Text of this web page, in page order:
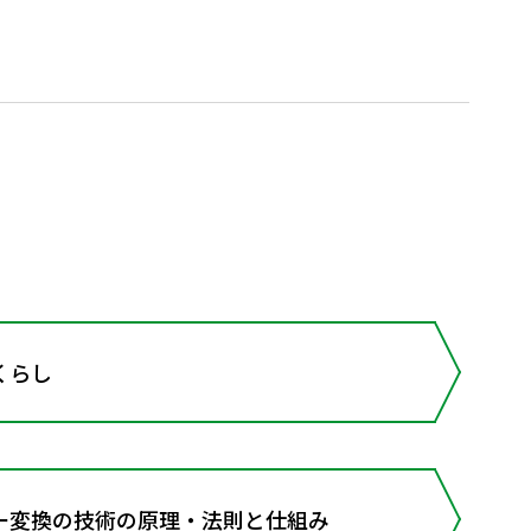
し
の技術の原理・法則と仕組み